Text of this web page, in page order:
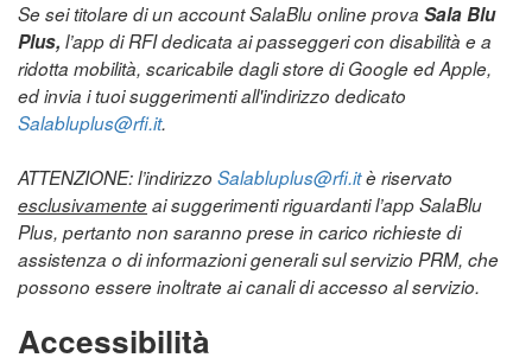
Se sei titolare di un account SalaBlu online prova Sala Blu
Plus, l’app di RFI dedicata ai passeggeri con disabilità e a
ridotta mobilità, scaricabile dagli store di Google ed Apple,
ed invia i tuoi suggerimenti all'indirizzo dedicato
Salabluplus@rfi.it.
ATTENZIONE: l’indirizzo Salabluplus@rfi.itè riservato
esclusivamenteai suggerimenti riguardanti l’app SalaBlu
Plus, pertanto non saranno prese in carico richieste di
assistenza o di informazioni generali sul servizio PRM, che
possono essere inoltrate ai canali di accesso al servizio.
Accessibilità